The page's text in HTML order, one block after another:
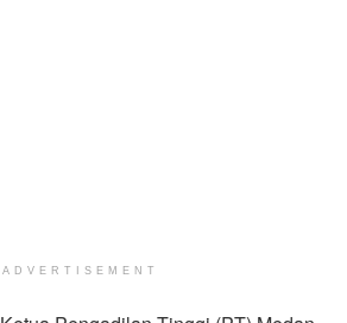
ADVERTISEMENT